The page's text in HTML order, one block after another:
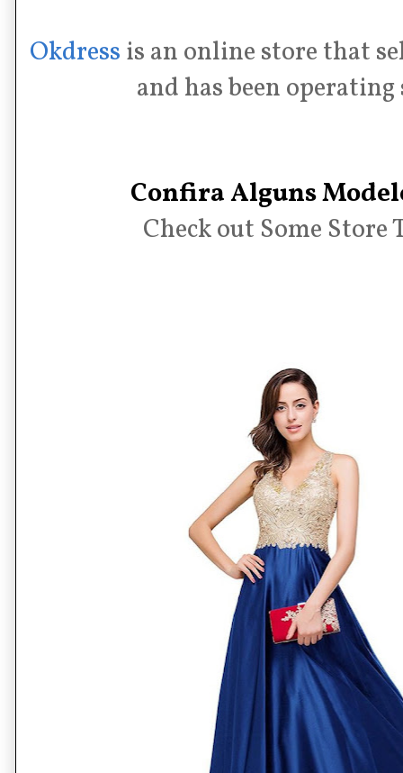
Okdressis an online store that
and has been operating
Confira Alguns
Check out Some Store